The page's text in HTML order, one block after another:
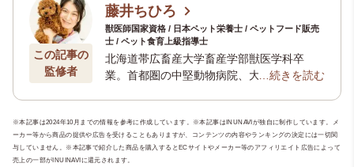
この記事の
監修者
藤井ちひろ
獣医師国家資格 / 日本ペット栄養士 / ペットフード販売
士 / ペット食育上級指導士
北海道帯広畜産大学畜産学部獣医学科卒
業。首都圏の中堅動物病院、大学病院を経
病院、ローズローズアニマルクリニック院
長。 ペットの食と栄養のお悩みに一生応え
るための食育セミナーやシニアペットセミ
…続きを読む
※本記事は2024年10月までの情報を参考に作成しています。※本記事はINUNAVIが独自に制作しています。メ
ーカー等から商品の提供や広告を受けることもありますが、コンテンツの内容やランキングの決定には一切関
与していません。※本記事で紹介した商品を購入するとECサイトやメーカー等のアフィリエイト広告によって
売上の一部がINUINAVIに還元されます。